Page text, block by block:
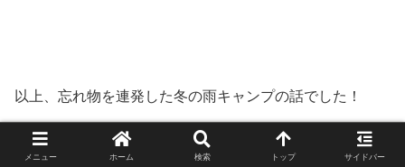
以上、忘れ物を連発した冬の雨キャンプの話でした！
メニュー ホーム 検索 トップ サイドバー